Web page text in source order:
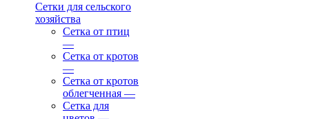
Сетки для сельского
хозяйства
Сетка от птиц
—
Сетка от кротов
—
Сетка от кротов
облегченная —
Сетка для